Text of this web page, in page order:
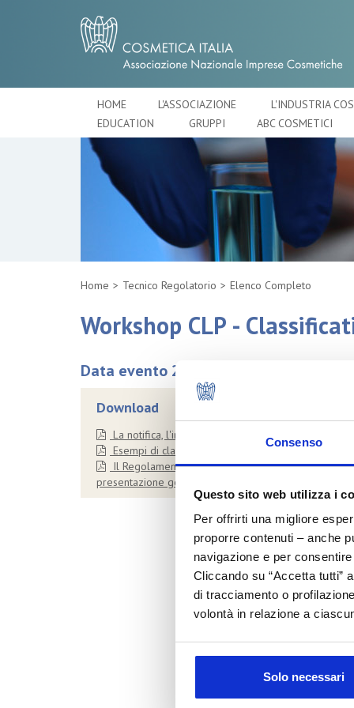
Consenso
Questo sito web utilizza i
Per offrirti una migliore
proporre contenuti – anche
navigazione e per
Cliccando su “Accetta tutti”
di tracciamento o
volontà in relazione a
Solo necessari
HOME L'ASSOCIAZIONE
L'INDUSTRIA
EDUCATION
GRUPPI ABC COSMETICI
Home Tecnico Regolatorio Elenco Completo
Workshop CLP -
Data evento 28/04/2010
Download
La notifica, l'inventario delle classificazioni ed
Esempi di classificazione di bulk cosmetici
Il Regolamento 1272/2008 sulla classificazione
presentazione generale - Chiara Pozzi